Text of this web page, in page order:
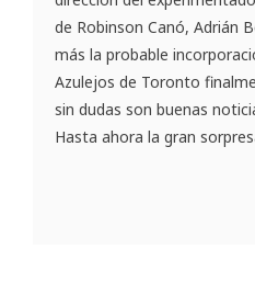
de Robinson Canó, Adrián
más la probable
Azulejos de Toronto
sin dudas son buenas
Hasta ahora la gran